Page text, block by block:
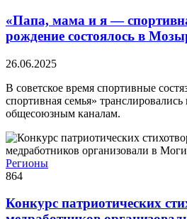
«Папа, мама и я —
рождение состоялось в
26.06.2025
В советское время спортивные
спортивная семья»
общесоюзным каналам.
Регионы
864
Конкурс патриотических